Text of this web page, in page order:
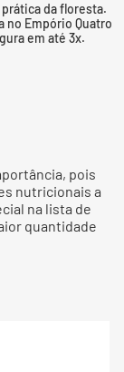
da floresta.
no Empório Quatro
em até 3x.
pois
nutricionais a
na lista de
quantidade